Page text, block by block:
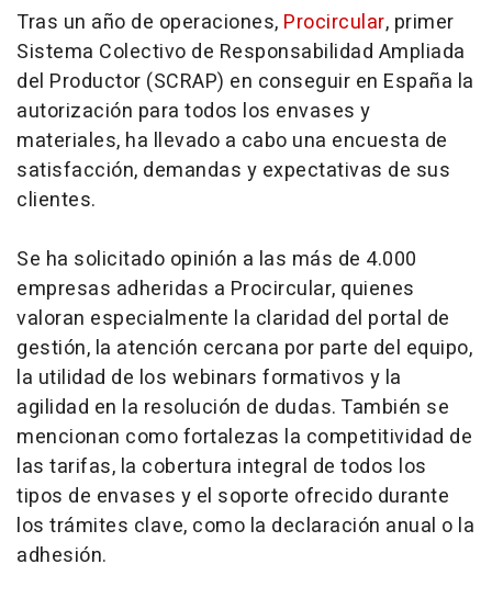
Tras un año de operaciones, Procircular, primer
Sistema Colectivo de Responsabilidad Ampliada
del Productor (SCRAP) en conseguir en España la
autorización para todos los envases y
materiales, ha llevado a cabo una encuesta de
satisfacción, demandas y expectativas de sus
clientes.
Se ha solicitado opinión a las más de 4.000
empresas adheridas a Procircular, quienes
valoran especialmente la claridad del portal de
gestión, la atención cercana por parte del equipo,
la utilidad de los webinars formativos y la
agilidad en la resolución de dudas. También se
mencionan como fortalezas la competitividad de
las tarifas, la cobertura integral de todos los
tipos de envases y el soporte ofrecido durante
los trámites clave, como la declaración anual o la
adhesión.